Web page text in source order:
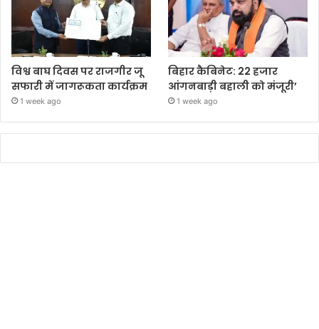
विश्व बाघ दिवस पर राजगीर जू
सफारी में जागरूकता कार्यक्रम
1 week ago
बिहार कैबिनेट: 22 हजार
आंगनबाड़ी बहाली को मंजूरी’
1 week ago